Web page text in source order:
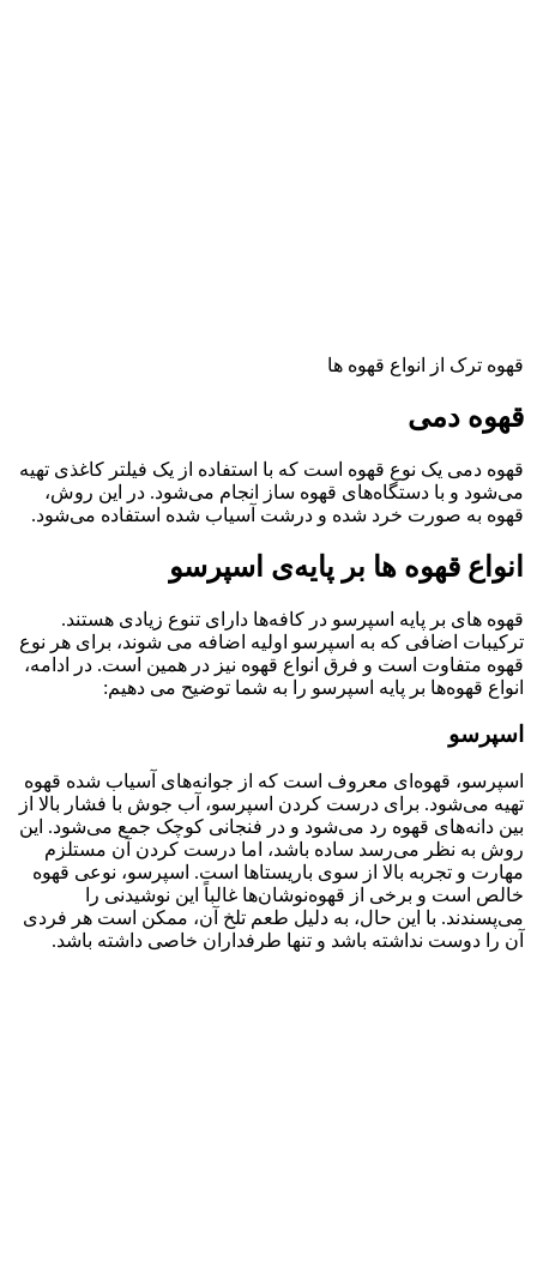
قهوه ترک از انواع قهوه ها
قهوه دمی
قهوه دمی یک نوع قهوه است که با استفاده از یک فیلتر کاغذی تهیه
می‌شود و با دستگاه‌های قهوه ساز انجام می‌شود. در این روش،
قهوه به صورت خرد شده و درشت آسیاب شده استفاده می‌شود.
انواع قهوه ها بر پایه‌ی اسپرسو
قهوه های بر پایه اسپرسو در کافه‌ها دارای تنوع زیادی هستند.
ترکیبات اضافی که به اسپرسو اولیه اضافه می شوند، برای هر نوع
قهوه متفاوت است و فرق انواع قهوه نیز در همین است. در ادامه،
انواع قهوه‌ها بر پایه اسپرسو را به شما توضیح می دهیم:
اسپرسو
اسپرسو، قهوه‌ای معروف است که از جوانه‌های آسیاب شده قهوه
تهیه می‌شود. برای درست کردن اسپرسو، آب جوش با فشار بالا از
بین دانه‌های قهوه رد می‌شود و در فنجانی کوچک جمع می‌شود. این
روش به نظر می‌رسد ساده باشد، اما درست کردن آن مستلزم
مهارت و تجربه بالا از سوی باریستاها است. اسپرسو، نوعی قهوه
خالص است و برخی از قهوه‌نوشان‌ها غالباً این نوشیدنی را
می‌پسندند. با این حال، به دلیل طعم تلخ آن، ممکن است هر فردی
آن را دوست نداشته باشد و تنها طرفداران خاصی داشته باشد.